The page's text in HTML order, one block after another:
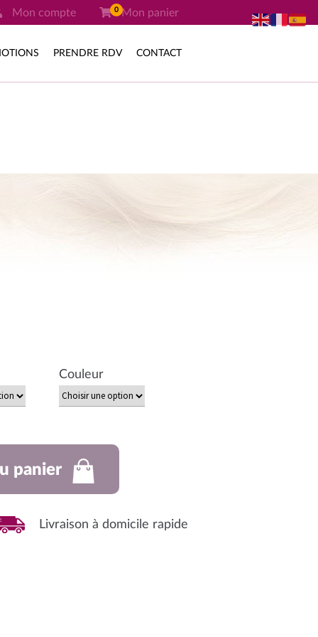
Mon compte 0 Mon panier
PRENDRE RDV CONTACT
Couleur
panier
Livraison à domicile rapide